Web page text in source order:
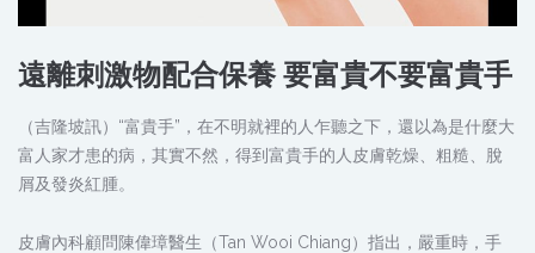
遠離刺激物配合保養 要富貴不要富貴手
（吉隆坡訊）“富貴手”，在不明就裡的人乍聽之下，還以為是什麼大
富人家才患的病，其實不然，得到富貴手的人皮膚乾燥、粗糙、脫
屑及發炎紅腫。
皮膚內科顧問陳偉璋醫生（Tan Wooi Chiang）指出，嚴重時，手